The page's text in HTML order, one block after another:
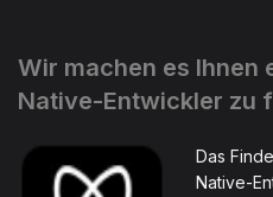
Wir machen es Ihnen
Native-Entwickler zu
Das
Native-